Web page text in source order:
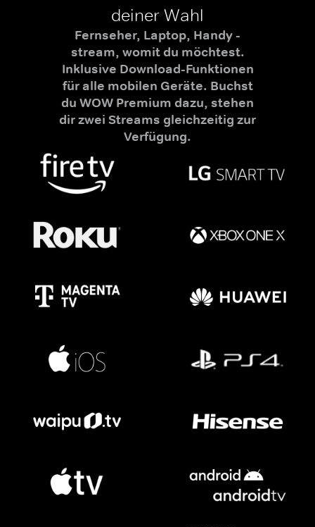
deiner Wahl
Fernseher, Laptop, Handy -
stream, womit du möchtest.
Inklusive Download-Funktionen
für alle mobilen Geräte. Buchst
du WOW Premium dazu, stehen
dir zwei Streams gleichzeitig zur
Verfügung.